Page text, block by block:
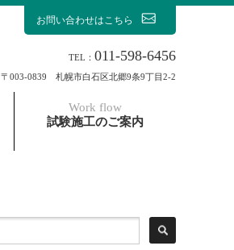
お問い合わせはこちら
TEL： 011-598-6456
〒003-0839 札幌市白石区北郷9条9丁目2-2
Work flow
試験施工のご案内